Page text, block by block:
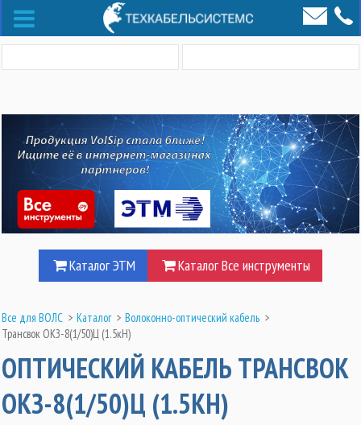
Каталог ЭТМ Каталог Все инструменты
Все для ВОЛС > Каталог > Волоконно-оптический кабель >
Трансвок ОКЗ-8(1/50)Ц (1.5кН)
ОПТИЧЕСКИЙ КАБЕЛЬ ТРАНСВОК
ОКЗ-8(1/50)Ц (1.5КН)